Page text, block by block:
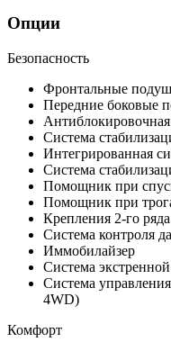
Опции
Безопасность
Фронтальные
Передние боковые
Система
Интегрированная
Система
Помощник при
Помощник при
Крепления 2-го
Система контроля
Иммобилайзер
Система
Система
4WD)
Комфорт